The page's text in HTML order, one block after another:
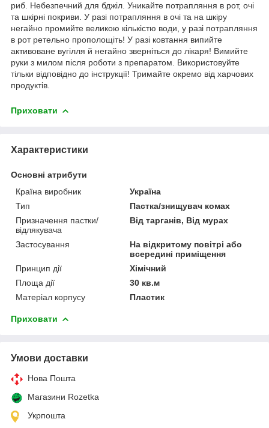
риб. Небезпечний для бджіл. Уникайте потрапляння в рот, очі
та шкірні покриви. У разі потрапляння в очі та на шкіру
негайно промийте великою кількістю води, у разі потрапляння
в рот ретельно прополощіть! У разі ковтання випийте
активоване вугілля й негайно зверніться до лікаря! Вимийте
руки з милом після роботи з препаратом. Використовуйте
тільки відповідно до інструкції! Тримайте окремо від харчових
продуктів.
Приховати
Характеристики
Основні атрибути
Країна виробник
Україна
Тип
Пастка/знищувач комах
Призначення пастки/
відлякувача
Від тарганів, Від мурах
Застосування
На відкритому повітрі або
всередині приміщення
Принцип дії
Хімічний
Площа дії
30 кв.м
Матеріал корпусу
Пластик
Приховати
Умови доставки
Нова Пошта
Магазини Rozetka
Укрпошта